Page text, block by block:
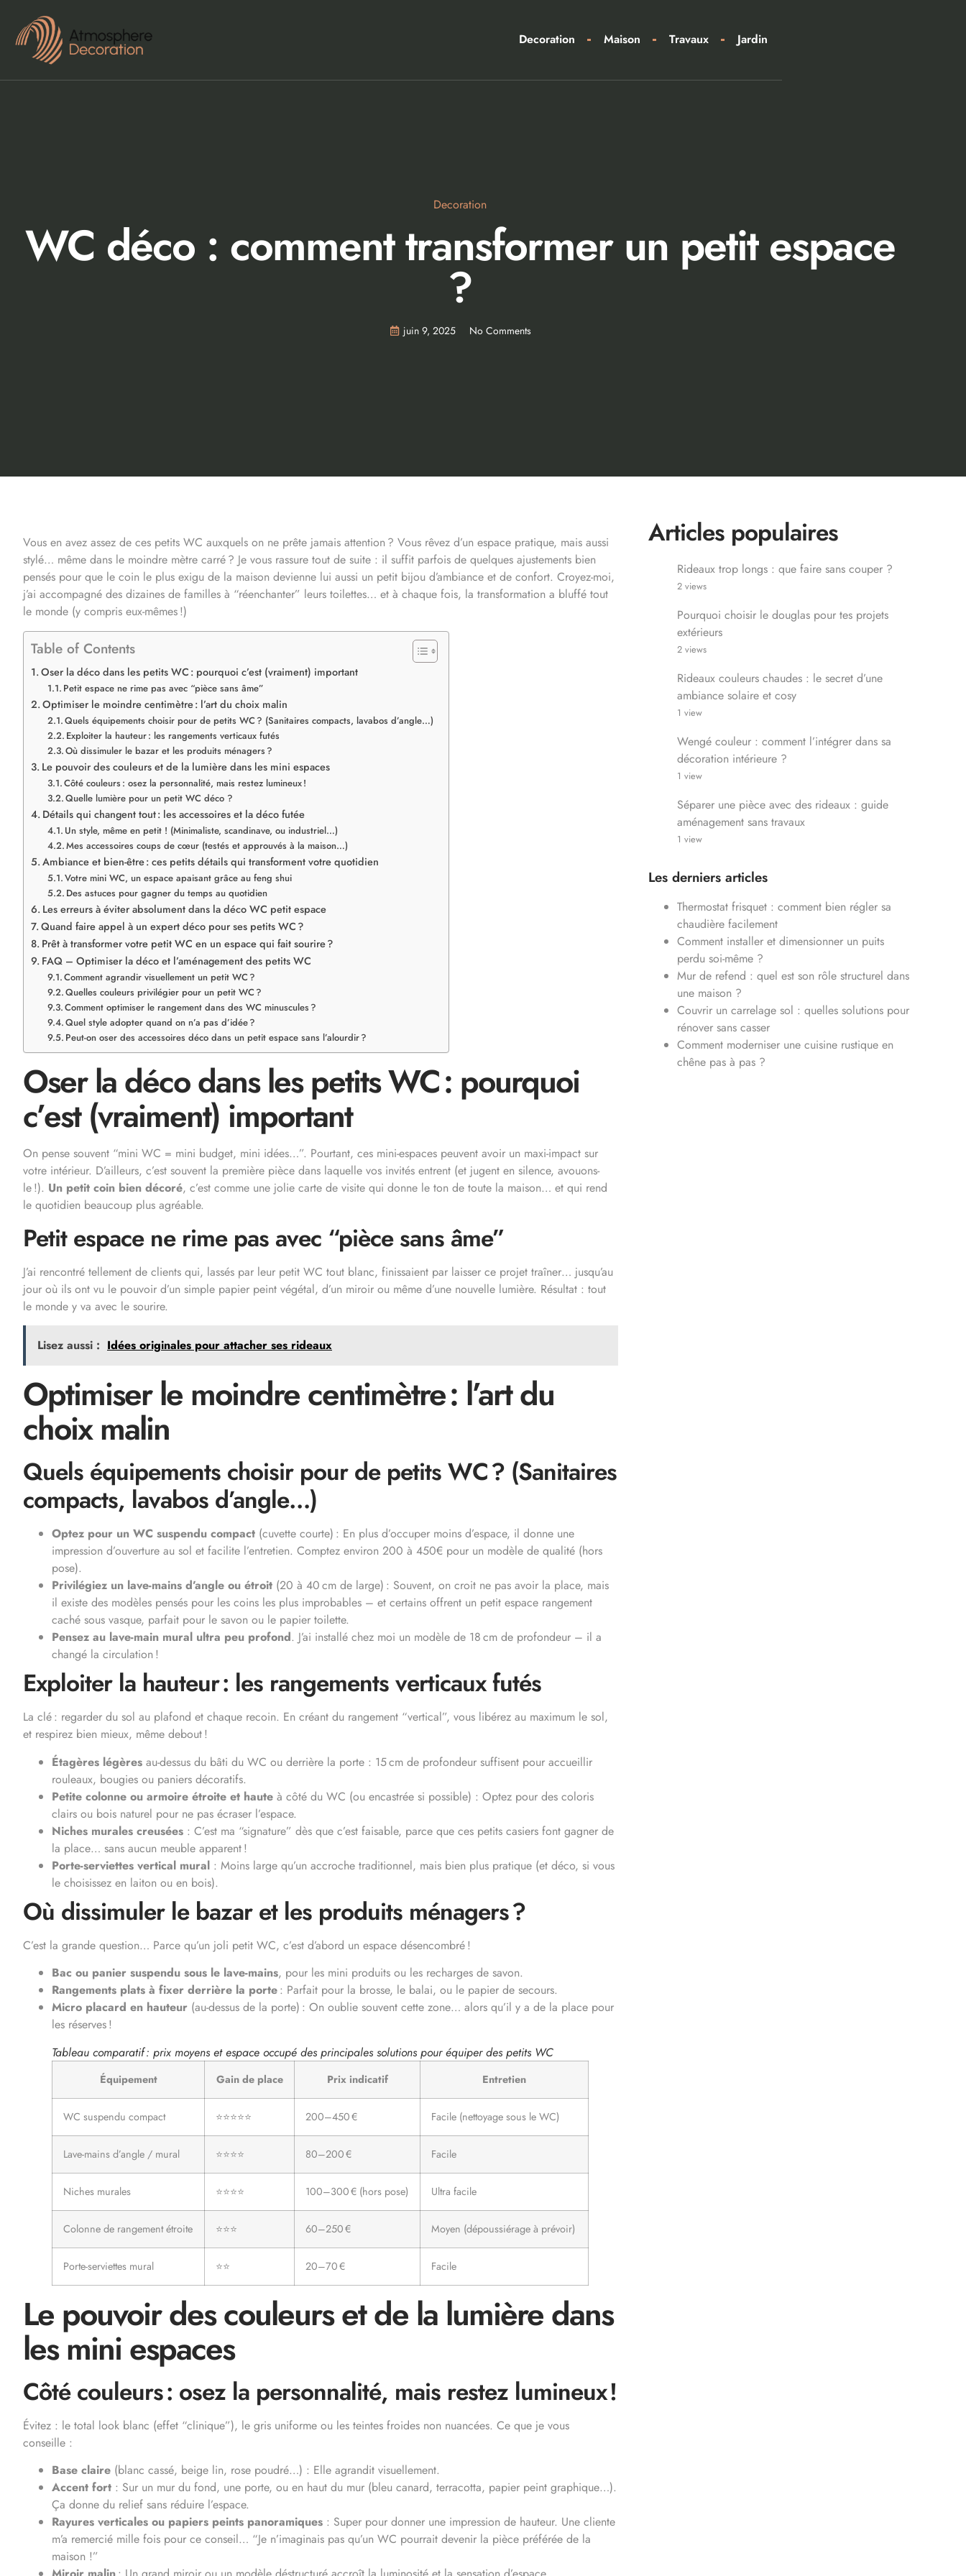
Decoration Maison Travaux Jardin
Decoration
WC déco : comment transformer un petit espace
?
juin 9, 2025 No Comments
Vous en avez assez de ces petits WC auxquels on ne prête jamais attention ? Vous rêvez d’un espace pratique, mais aussi
stylé… même dans le moindre mètre carré ? Je vous rassure tout de suite : il suffit parfois de quelques ajustements bien
pensés pour que le coin le plus exigu de la maison devienne lui aussi un petit bijou d’ambiance et de confort. Croyez-moi,
j’ai accompagné des dizaines de familles à “réenchanter” leurs toilettes… et à chaque fois, la transformation a bluffé tout
le monde (y compris eux-mêmes !)
Table of Contents
Oser la déco dans les petits WC : pourquoi c’est (vraiment) important
Petit espace ne rime pas avec “pièce sans âme”
Optimiser le moindre centimètre : l’art du choix malin
Quels équipements choisir pour de petits WC ? (Sanitaires compacts, lavabos d’angle…)
Exploiter la hauteur : les rangements verticaux futés
Où dissimuler le bazar et les produits ménagers ?
Le pouvoir des couleurs et de la lumière dans les mini espaces
Côté couleurs : osez la personnalité, mais restez lumineux !
Quelle lumière pour un petit WC déco ?
Détails qui changent tout : les accessoires et la déco futée
Un style, même en petit ! (Minimaliste, scandinave, ou industriel…)
Mes accessoires coups de cœur (testés et approuvés à la maison…)
Ambiance et bien-être : ces petits détails qui transforment votre quotidien
Votre mini WC, un espace apaisant grâce au feng shui
Des astuces pour gagner du temps au quotidien
Les erreurs à éviter absolument dans la déco WC petit espace
Quand faire appel à un expert déco pour ses petits WC ?
Prêt à transformer votre petit WC en un espace qui fait sourire ?
FAQ – Optimiser la déco et l’aménagement des petits WC
Comment agrandir visuellement un petit WC ?
Quelles couleurs privilégier pour un petit WC ?
Comment optimiser le rangement dans des WC minuscules ?
Quel style adopter quand on n’a pas d’idée ?
Peut-on oser des accessoires déco dans un petit espace sans l’alourdir ?
Oser la déco dans les petits WC : pourquoi
c’est (vraiment) important
On pense souvent “mini WC = mini budget, mini idées…”. Pourtant, ces mini-espaces peuvent avoir un maxi-impact sur
votre intérieur. D’ailleurs, c’est souvent la première pièce dans laquelle vos invités entrent (et jugent en silence, avouons-
le !). Un petit coin bien décoré, c’est comme une jolie carte de visite qui donne le ton de toute la maison… et qui rend
le quotidien beaucoup plus agréable.
Petit espace ne rime pas avec “pièce sans âme”
J’ai rencontré tellement de clients qui, lassés par leur petit WC tout blanc, finissaient par laisser ce projet traîner… jusqu’au
jour où ils ont vu le pouvoir d’un simple papier peint végétal, d’un miroir ou même d’une nouvelle lumière. Résultat : tout
le monde y va avec le sourire.
Lisez aussi : Idées originales pour attacher ses rideaux
Optimiser le moindre centimètre : l’art du
choix malin
Quels équipements choisir pour de petits WC ? (Sanitaires
compacts, lavabos d’angle…)
Optez pour un WC suspendu compact (cuvette courte) : En plus d’occuper moins d’espace, il donne une
impression d’ouverture au sol et facilite l’entretien. Comptez environ 200 à 450€ pour un modèle de qualité (hors
pose).
Privilégiez un lave-mains d’angle ou étroit (20 à 40 cm de large) : Souvent, on croit ne pas avoir la place, mais
il existe des modèles pensés pour les coins les plus improbables – et certains offrent un petit espace rangement
caché sous vasque, parfait pour le savon ou le papier toilette.
Pensez au lave-main mural ultra peu profond. J’ai installé chez moi un modèle de 18 cm de profondeur – il a
changé la circulation !
Exploiter la hauteur : les rangements verticaux futés
La clé : regarder du sol au plafond et chaque recoin. En créant du rangement “vertical”, vous libérez au maximum le sol,
et respirez bien mieux, même debout !
Étagères légères au-dessus du bâti du WC ou derrière la porte : 15 cm de profondeur suffisent pour accueillir
rouleaux, bougies ou paniers décoratifs.
Petite colonne ou armoire étroite et haute à côté du WC (ou encastrée si possible) : Optez pour des coloris
clairs ou bois naturel pour ne pas écraser l’espace.
Niches murales creusées : C’est ma “signature” dès que c’est faisable, parce que ces petits casiers font gagner de
la place… sans aucun meuble apparent !
Porte-serviettes vertical mural : Moins large qu’un accroche traditionnel, mais bien plus pratique (et déco, si vous
le choisissez en laiton ou en bois).
Où dissimuler le bazar et les produits ménagers ?
C’est la grande question… Parce qu’un joli petit WC, c’est d’abord un espace désencombré !
Bac ou panier suspendu sous le lave-mains, pour les mini produits ou les recharges de savon.
Rangements plats à fixer derrière la porte: Parfait pour la brosse, le balai, ou le papier de secours.
Micro placard en hauteur (au-dessus de la porte) : On oublie souvent cette zone… alors qu’il y a de la place pour
les réserves !
Tableau comparatif : prix moyens et espace occupé des principales solutions pour équiper des petits WC
Équipement Gain de place Prix indicatif Entretien
WC suspendu compact ⭐⭐⭐⭐⭐ 200–450 € Facile (nettoyage sous le WC)
Lave-mains d’angle / mural ⭐⭐⭐⭐ 80–200 € Facile
Niches murales ⭐⭐⭐⭐ 100–300 € (hors pose) Ultra facile
Colonne de rangement étroite ⭐⭐⭐ 60–250 € Moyen (dépoussiérage à prévoir)
Porte-serviettes mural ⭐⭐ 20–70 € Facile
Le pouvoir des couleurs et de la lumière dans
les mini espaces
Côté couleurs : osez la personnalité, mais restez lumineux !
Évitez : le total look blanc (effet “clinique”), le gris uniforme ou les teintes froides non nuancées. Ce que je vous
conseille :
Base claire (blanc cassé, beige lin, rose poudré…) : Elle agrandit visuellement.
Accent fort : Sur un mur du fond, une porte, ou en haut du mur (bleu canard, terracotta, papier peint graphique…).
Ça donne du relief sans réduire l’espace.
Rayures verticales ou papiers peints panoramiques : Super pour donner une impression de hauteur. Une cliente
m’a remercié mille fois pour ce conseil… “Je n’imaginais pas qu’un WC pourrait devenir la pièce préférée de la
maison !”
Articles populaires
Rideaux trop longs : que faire sans couper ?
2 views
Pourquoi choisir le douglas pour tes projets
extérieurs
2 views
Rideaux couleurs chaudes : le secret d’une
ambiance solaire et cosy
1 view
Wengé couleur : comment l’intégrer dans sa
décoration intérieure ?
1 view
Séparer une pièce avec des rideaux : guide
aménagement sans travaux
1 view
Les derniers articles
Thermostat frisquet : comment bien régler sa
chaudière facilement
Comment installer et dimensionner un puits
perdu soi-même ?
Mur de refend : quel est son rôle structurel dans
une maison ?
Couvrir un carrelage sol : quelles solutions pour
rénover sans casser
Comment moderniser une cuisine rustique en
chêne pas à pas ?